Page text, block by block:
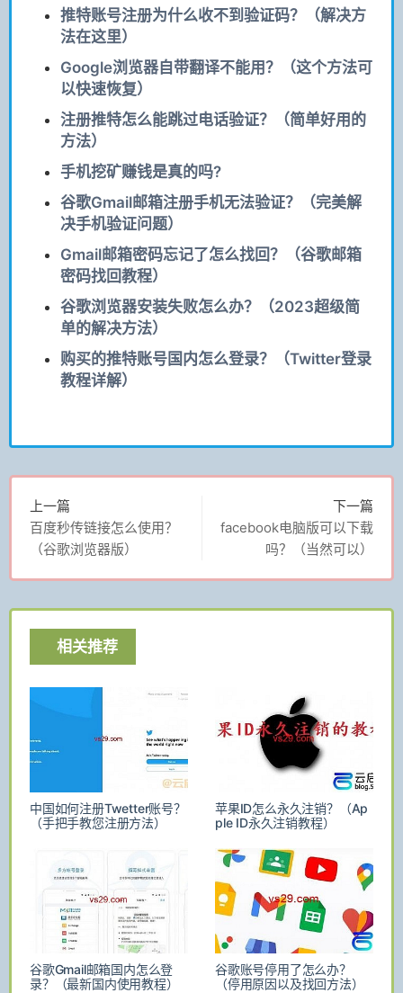
推特账号注册为什么收不到验证码？（解决方
法在这里）
Google浏览器自带翻译不能用？（这个方法可
以快速恢复）
注册推特怎么能跳过电话验证？（简单好用的
方法）
手机挖矿赚钱是真的吗?
谷歌Gmail邮箱注册手机无法验证？（完美解
决手机验证问题）
Gmail邮箱密码忘记了怎么找回？（谷歌邮箱
密码找回教程）
谷歌浏览器安装失败怎么办？（2023超级简
单的解决方法）
购买的推特账号国内怎么登录？（Twitter登录
教程详解）
上一篇
百度秒传链接怎么使用？
（谷歌浏览器版）
下一篇
facebook电脑版可以下载
吗？（当然可以）
相关推荐
中国如何注册Twetter账号？
（手把手教您注册方法）
苹果ID怎么永久注销？（Ap
ple ID永久注销教程）
谷歌Gmail邮箱国内怎么登
录？（最新国内使用教程）
谷歌账号停用了怎么办？
（停用原因以及找回方法）